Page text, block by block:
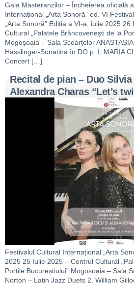
Gala Masteranzilor – Încheierea oficială
Internațional „Arta Sonoră” ed. VI
„Arta Sonoră” Ediția a VI-a, iulie 2025
Cultural „Palatele Brâncovenești de la
Mogoșoaia – Sala Scoarțelor
Hasslinger-Sonatina în DO p. I; MARIA
Concert […]
Recital de pian – Duo
Alexandra Charas “Let’s
Festivalul Cultural Internațional „Arta
2025 25 Iulie 2025 – Centrul Cultural
Porțile Bucureștiului” Mogoșoaia – Sala
Norton – Latin Jazz Duets 2. William